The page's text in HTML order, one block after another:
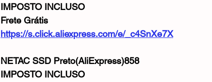
IMPOSTO INCLUSO
Frete Grátis
https://s.click.aliexpress.com/e/_c4SnXe7X
NETAC SSD Preto(AliExpress)858
IMPOSTO INCLUSO